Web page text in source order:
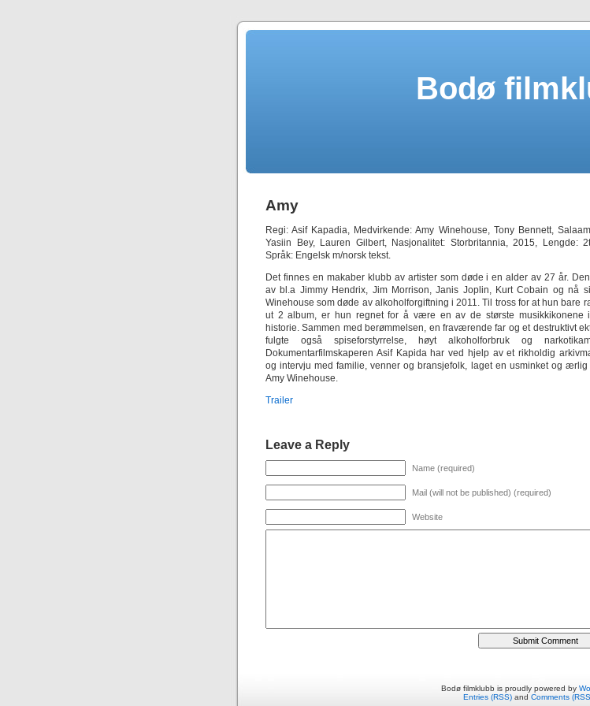
Bodø
Amy
Regi: Asif Kapadia, Medvirkende: Amy Winehouse, Tony Bennett,
Yasiin Bey, Lauren Gilbert, Nasjonalitet: Storbritannia, 2015, Lengde:
Språk: Engelsk m/norsk tekst.
Det finnes en makaber klubb av artister som døde i en alder av 27 år.
av bl.a Jimmy Hendrix, Jim Morrison, Janis Joplin, Kurt Cobain og nå
Winehouse som døde av alkoholforgiftning i 2011. Til tross for at hun bare
ut 2 album, er hun regnet for å være en av de største musikkikonene
historie. Sammen med berømmelsen, en fraværende far og et destruktivt
fulgte også spiseforstyrrelse, høyt alkoholforbruk og
Dokumentarfilmskaperen Asif Kapida har ved hjelp av et rikholdig
og intervju med familie, venner og bransjefolk, laget en usminket og ærlig
Amy Winehouse.
Trailer
Leave a Reply
Name (required)
Mail (will not be published) (required)
Website
Bodø filmklubb is proudly powered by
Entries (RSS) and Comments